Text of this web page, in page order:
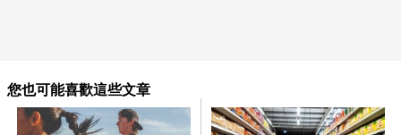
您也可能喜歡這些文章